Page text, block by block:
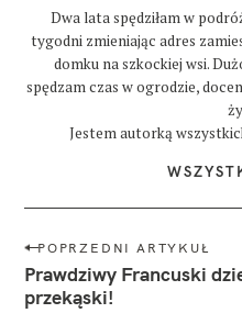
r
Dwa lata spędziłam w
tygodni zmieniając adres
domku na szkockiej wsi.
spędzam czas w ogrodzie,
Jestem autorką
N
a
w
POPRZEDNI ARTYKUŁ
Prawdziwy Francuski
przekąski!